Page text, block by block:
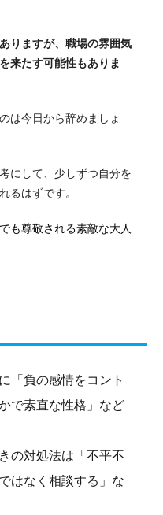
りますが、職場の雰囲気
来たす可能性もありま
は今日から辞めましょ
にして、少しずつ自分を
るはずです。
も尊敬される素敵な大人
「負の感情をコント
で素直な性格」など
の対処法は「不平不
はなく相談する」な